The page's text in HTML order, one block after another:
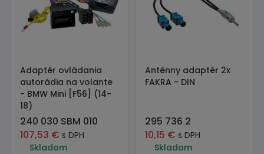
Adaptér ovládania
autorádia na volante
- BMW Mini [F56] (14-
18)
240 030 SBM 010
107,53 € s DPH
Skladom
Anténny adaptér 2x
FAKRA - DIN
295 736 2
10,15 € s DPH
Skladom